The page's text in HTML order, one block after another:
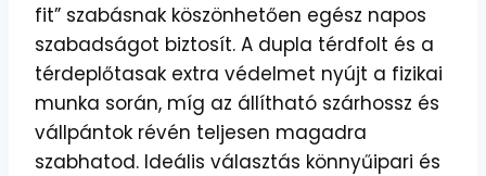
fit” szabásnak köszönhetően egész napos
szabadságot biztosít. A dupla térdfolt és a
térdeplőtasak extra védelmet nyújt a fizikai
munka során, míg az állítható szárhossz és
vállpántok révén teljesen magadra
szabhatod. Ideális választás könnyűipari és